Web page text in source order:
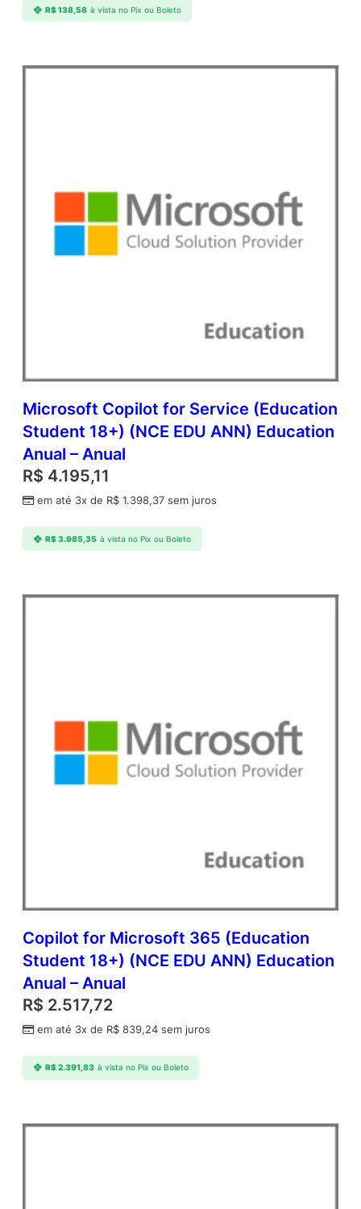
R$138,58 à vista no Pix ou Boleto
Microsoft Copilot for Service (Education
Student 18+) (NCE EDU ANN) Education
Anual – Anual
R$ 4.195,11
em até 3x de R$ 1.398,37 sem juros
R$3.985,35 à vista no Pix ou Boleto
Copilot for Microsoft 365 (Education
Student 18+) (NCE EDU ANN) Education
Anual – Anual
R$ 2.517,72
em até 3x de R$ 839,24 sem juros
R$2.391,83 à vista no Pix ou Boleto